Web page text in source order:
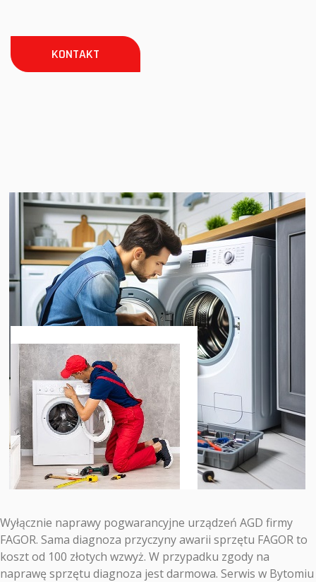
KONTAKT
Wyłącznie naprawy pogwarancyjne urządzeń AGD firmy
FAGOR. Sama diagnoza przyczyny awarii sprzętu FAGOR to
koszt od 100 złotych wzwyż. W przypadku zgody na
naprawę sprzętu diagnoza jest darmowa. Serwis w Bytomiu